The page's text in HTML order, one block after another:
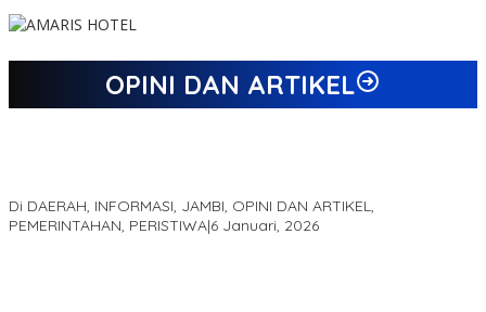
OPINI DAN ARTIKEL
Di DAERAH, INFORMASI, JAMBI, OPINI DAN ARTIKEL,
PEMERINTAHAN, PERISTIWA|6 Januari, 2026